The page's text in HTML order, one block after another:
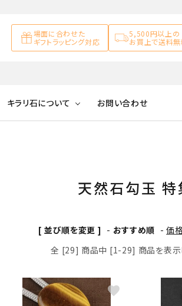
場面に合わせた
ギフトラッピング対応
5,500円以上の
お買上で送料
天然石置き飾り
丸玉 特集
アラゴナイ
Green
キラリ石について
キラリ石ポイントに
公式ブログ
お問い合わせ
天然石勾玉 特
[ 並び順を変更 ] - おすすめ順 -価
全 [29] 商品中 [1-29] 商品を表示
favorite